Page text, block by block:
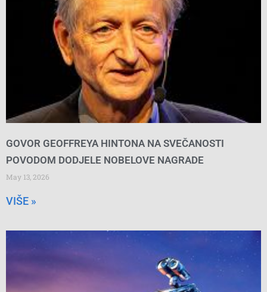
GOVOR GEOFFREYA HINTONA NA SVEČANOSTI
POVODOM DODJELE NOBELOVE NAGRADE
May 13, 2026
VIŠE »